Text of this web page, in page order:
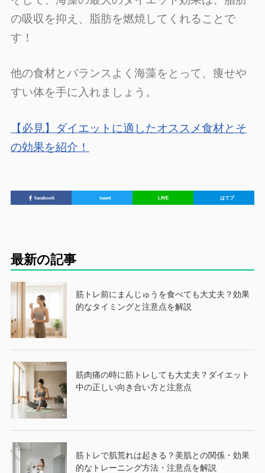
の吸収を抑え、脂肪を燃焼してくれることで
す！
他の食材とバランスよく海藻をとって、痩せや
すい体を手に入れましょう。
【必見】ダイエットに適したオススメ食材とそ
の効果を紹介！
facebook teewt LINE はてブ
最新の記事
筋トレ前にまんじゅうを食べても大丈夫？効果
的なタイミングと注意点を解説
筋肉痛の時に筋トレしても大丈夫？ダイエット
中の正しい向き合い方と注意点
筋トレで肌荒れは起きる？美肌との関係・効果
的なトレーニング方法・注意点を解説